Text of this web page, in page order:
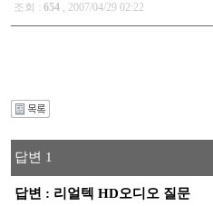
조회 : 654 , 2007/04/29 02:22
답변 1
답변 : 리얼텍 HD오디오 질문